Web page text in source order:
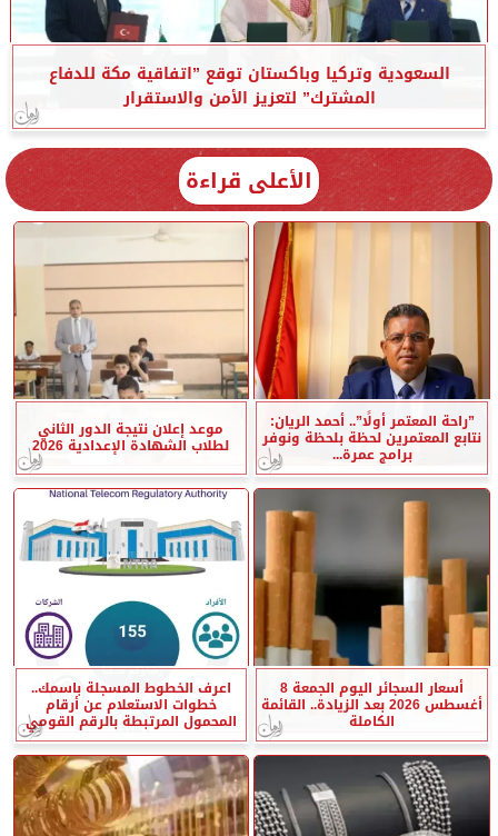
السعودية وتركيا وباكستان توقع ”اتفاقية مكة للدفاع
المشترك” لتعزيز الأمن والاستقرار
الأعلى قراءة
”راحة المعتمر أولًا”.. أحمد الريان:
نتابع المعتمرين لحظة بلحظة ونوفر
برامج عمرة...
موعد إعلان نتيجة الدور الثاني
لطلاب الشهادة الإعدادية 2026
أسعار السجائر اليوم الجمعة 8
أغسطس 2026 بعد الزيادة.. القائمة
الكاملة
اعرف الخطوط المسجلة باسمك..
خطوات الاستعلام عن أرقام
المحمول المرتبطة بالرقم القومي